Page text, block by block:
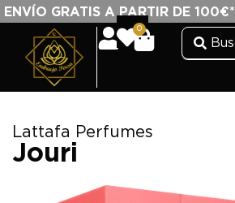
ENVÍO GRATIS A PARTIR DE 100€*
0
Lattafa Perfumes
Jouri